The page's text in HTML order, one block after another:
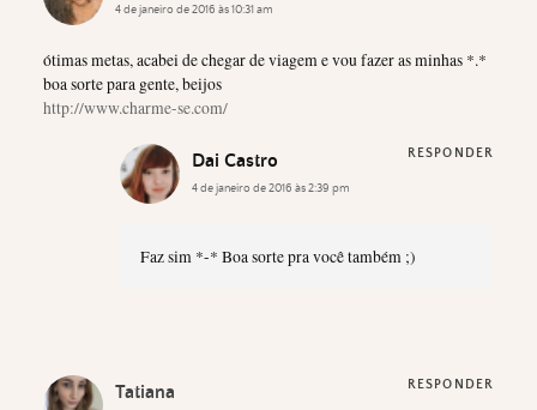
4 de janeiro de 2016 às 10:31 am
ótimas metas, acabei de chegar de viagem e vou fazer as minhas *.*
boa sorte para gente, beijos
http://www.charme-se.com/
Dai Castro
4 de janeiro de 2016 às 2:39 pm
Faz sim *-* Boa sorte pra você também ;)
RESPONDER
Tatiana RESPONDER